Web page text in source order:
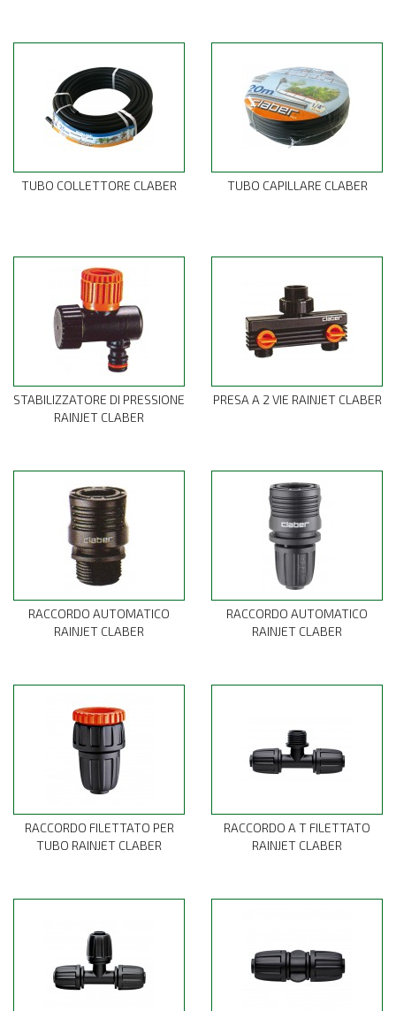
TUBO COLLETTORE CLABER TUBO CAPILLARE CLABER
STABILIZZATORE DI PRESSIONE
RAINJET CLABER
PRESA A 2 VIE RAINJET CLABER
RACCORDO AUTOMATICO
RAINJET CLABER
RACCORDO AUTOMATICO
RAINJET CLABER
RACCORDO FILETTATO PER
TUBO RAINJET CLABER
RACCORDO A T FILETTATO
RAINJET CLABER